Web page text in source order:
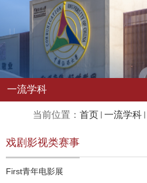
一流学科
当前位置： 首页 一流学科
戏剧影视类赛事
First青年电影展